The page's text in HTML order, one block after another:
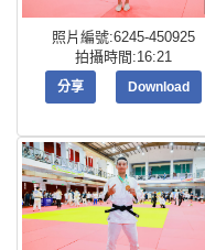
照片編號:6245-450925
拍攝時間:16:21
分享 Download